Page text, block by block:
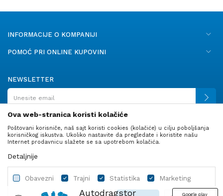
Autodragstor Google play
INFORMACIJE O KOMPANIJI
POMOĆ PRI ONLINE KUPOVINI
NEWSLETTER
PRATITE NAS
Ova web-stranica koristi kolačiće
Poštovani korisniče, naš sajt koristi cookies (kolačiće) u cilju poboljšanja
korisničkog iskustva. Ukoliko nastavite da pregledate i koristite našu
Internet prodavnicu slažete se sa upotrebom kolačića.
Detaljnije
Obavezni Trajni Statistika Marketing